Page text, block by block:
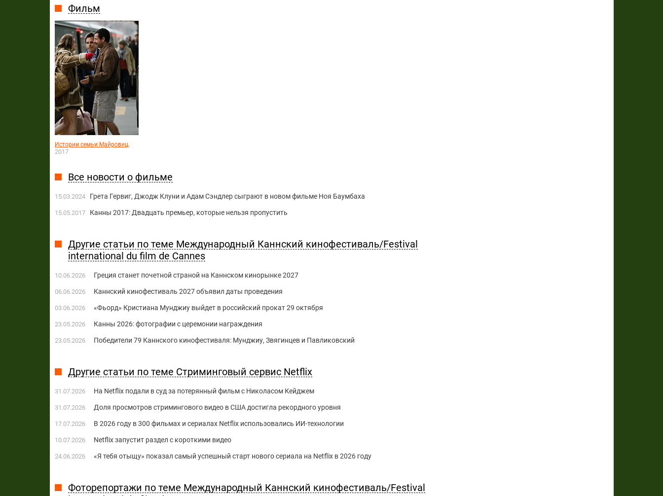
Фильм
Истории семьи Майровиц,
2017
Все новости о фильме
15.03.2024 Грета Гервиг, Джодж Клуни и Адам Сэндлер сыграют в новом фильме Ноя Баумбаха
15.05.2017 Канны 2017: Двадцать премьер, которые нельзя пропустить
Другие статьи по теме Международный Каннский кинофестиваль/Festival
international du film de Cannes
10.06.2026 Греция станет ​​почетной страной на Каннском кинорынке 2027
06.06.2026 Каннский кинофестиваль 2027 объявил даты проведения
03.06.2026 «Фьорд» Кристиана Мунджиу выйдет в российский прокат 29 октября
23.05.2026 Канны 2026: фотографии с церемонии награждения
23.05.2026 Победители 79 Каннского кинофестиваля: Мунджиу, Звягинцев и Павликовский
Другие статьи по теме Стриминговый сервис Netflix
31.07.2026 На Netflix подали в суд за потерянный фильм с Николасом Кейджем
31.07.2026 Доля просмотров стримингового видео в США достигла рекордного уровня
17.07.2026 В 2026 году в 300 фильмах и сериалах Netflix использовались ИИ-технологии
10.07.2026 Netflix запустит раздел с короткими видео
24.06.2026 «Я тебя отыщу» показал самый успешный старт нового сериала на Netflix в 2026 году
Фоторепортажи по теме Международный Каннский кинофестиваль/Festival